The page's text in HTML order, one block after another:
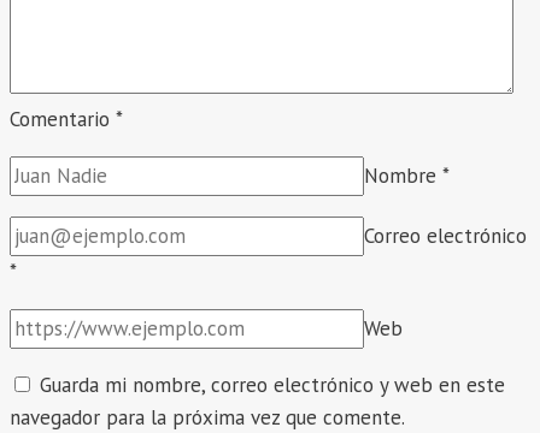
EN
Y
ETP
–
2026.
Comentario *
Nombre *
Correo electrónico
*
Web
Guarda mi nombre, correo electrónico y web en este
navegador para la próxima vez que comente.